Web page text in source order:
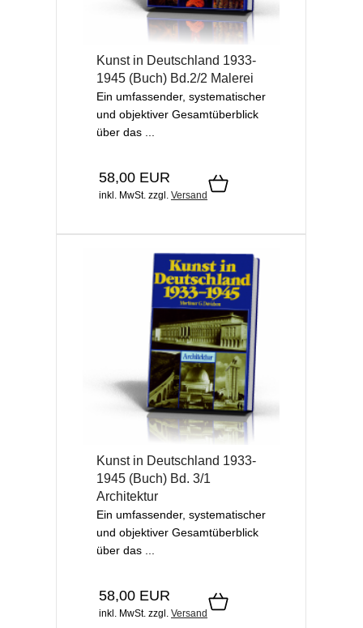
Kunst in Deutschland 1933-
1945 (Buch) Bd.2/2 Malerei
Ein umfassender, systematischer
und objektiver Gesamtüberblick
über das ...
58,00 EUR
inkl. MwSt. zzgl. Versand
Kunst in Deutschland 1933-
1945 (Buch) Bd. 3/1
Architektur
Ein umfassender, systematischer
und objektiver Gesamtüberblick
über das ...
58,00 EUR
inkl. MwSt. zzgl. Versand